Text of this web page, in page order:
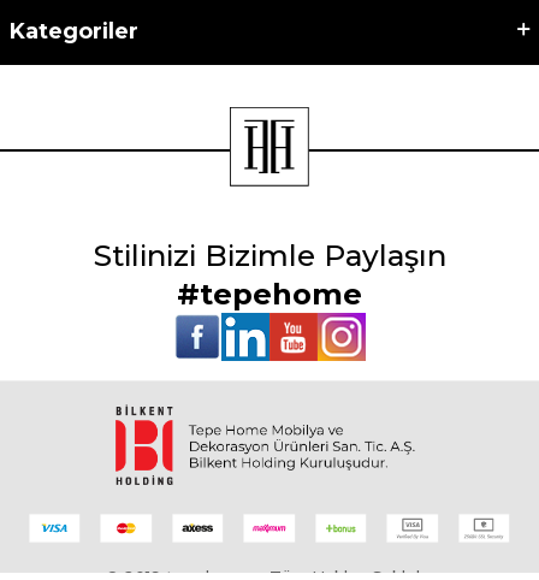
Kategoriler
Stilinizi Bizimle Paylaşın
#tepehome